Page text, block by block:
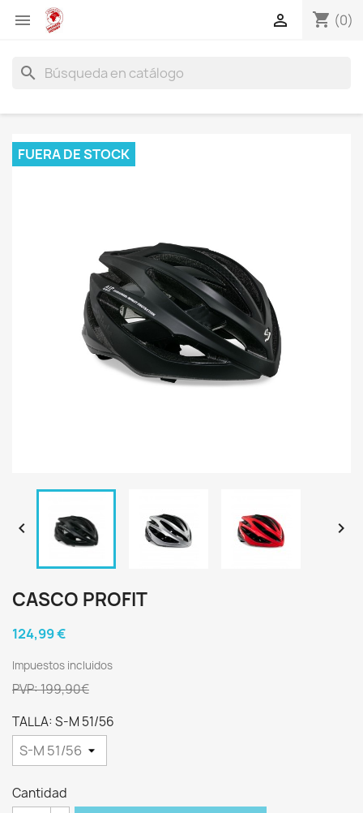
 shopping_cart (0)

search
FUERA DE STOCK
 
CASCO PROFIT
124,99 €
Impuestos incluidos
PVP: 199,90€
TALLA: S-M 51/56
Cantidad